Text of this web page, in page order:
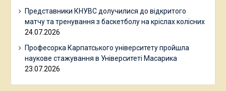
Представники КНУВС долучилися до відкритого
матчу та тренування з баскетболу на кріслах колісних
24.07.2026
Професорка Карпатського університету пройшла
наукове стажування в Університеті Масарика
23.07.2026